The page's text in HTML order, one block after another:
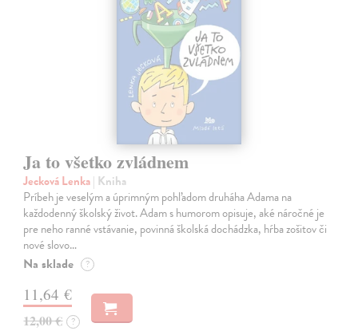
Ja to všetko zvládnem
Jecková Lenka| Kniha
Príbeh je veselým a úprimným pohľadom druháha Adama na
každodenný školský život. Adam s humorom opisuje, aké náročné je
pre neho ranné vstávanie, povinná školská dochádzka, hŕba zošitov či
nové slovo…
Na sklade ?
11,64 €
12,00 € ?